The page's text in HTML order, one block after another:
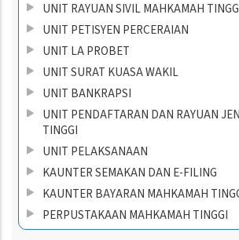
UNIT RAYUAN SIVIL MAHKAMAH
UNIT PETISYEN PERCERAIAN
UNIT LA PROBET
UNIT SURAT KUASA WAKIL
UNIT BANKRAPSI
UNIT PENDAFTARAN DAN RAYUAN
TINGGI
UNIT PELAKSANAAN
KAUNTER SEMAKAN DAN E-FILING
KAUNTER BAYARAN MAHKAMAH
PERPUSTAKAAN MAHKAMAH TINGGI